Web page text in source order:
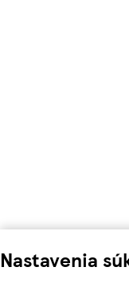
Nastavenia